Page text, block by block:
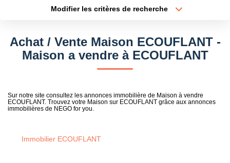
À PROPOS
Modifier les critères de recherche
Sélectionnez...
Type de bien
Surface min
Créer une alerte
Achat / Vente Maison ECOUFLANT -
Maison a vendre à ECOUFLANT
Sur notre site consultez les annonces immobilière de Maison à vendre
ECOUFLANT. Trouvez votre Maison sur ECOUFLANT grâce aux annonces
immobilières de NEGO for you.
Immobilier ECOUFLANT